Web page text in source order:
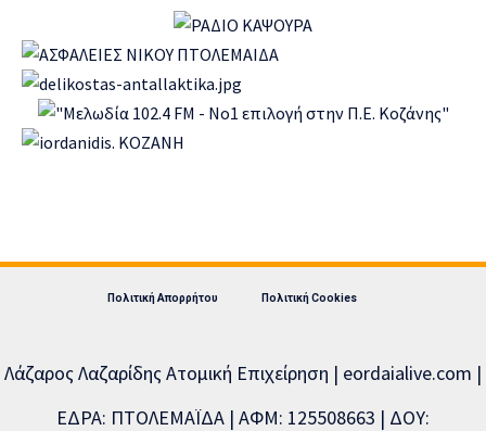
Πολιτική Απορρήτου Πολιτική Cookies
Λάζαρος Λαζαρίδης Ατομική Επιχείρηση | eordaialive.com |
ΕΔΡΑ: ΠΤΟΛΕΜΑΪΔΑ | ΑΦΜ: 125508663 | ΔΟΥ: